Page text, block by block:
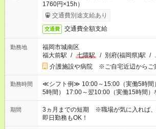
1760円×15h）
交通費別途支給あり
交通費 交通費全額支給
勤務地
福岡市城南区
福大前駅 / 七隈駅 / 別府(福岡県)駅 /
介護施設や病院 ※ご自宅近辺からご
勤務時間
≪シフト例≫ 10:00～15:00（実働5時間
5時間） 17:00～翌10:00（実働15時間）など ご希望に応
働く時間は調整できます！ お気軽に担
期間
3ヵ月までの短期 ※職場が気に入れば
即日勤務もOK！